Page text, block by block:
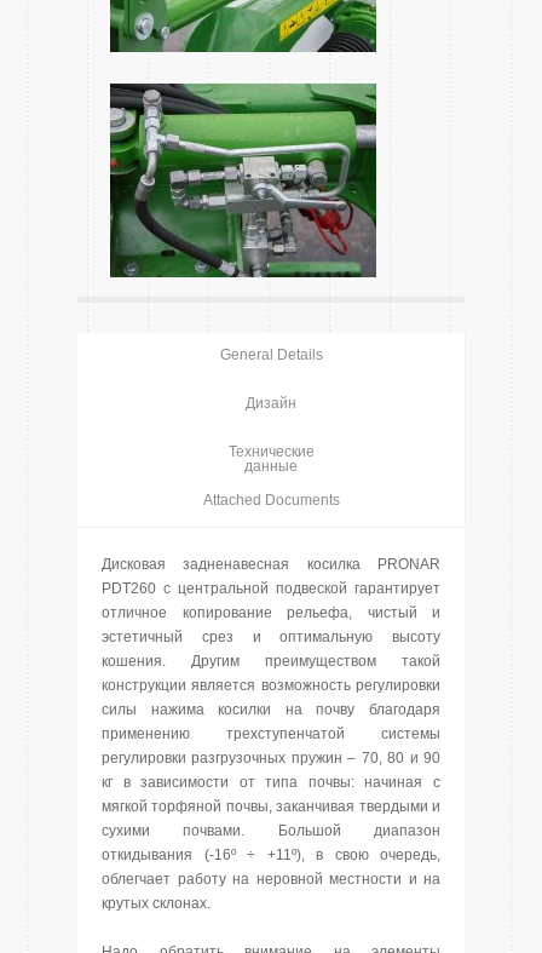
General Details
Дизайн
Технические
данные
Attached Documents
Дисковая задненавесная косилка PRONAR
PDT260 с центральной подвеской гарантирует
отличное копирование рельефа, чистый и
эстетичный срез и оптимальную высоту
кошения. Другим преимуществом такой
конструкции является возможность регулировки
силы нажима косилки на почву благодаря
применению трехступенчатой системы
регулировки разгрузочных пружин – 70, 80 и 90
кг в зависимости от типа почвы: начиная с
мягкой торфяной почвы, заканчивая твердыми и
сухими почвами. Большой диапазон
откидывания (-16º ÷ +11º), в свою очередь,
облегчает работу на неровной местности и на
крутых склонах.